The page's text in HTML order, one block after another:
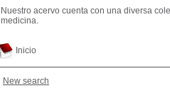
Inicio
New search
Nuestro acervo cuenta con una diversa
medicina.